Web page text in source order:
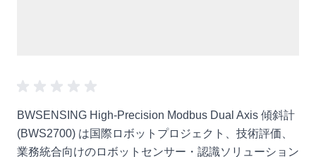
BWSENSING High-Precision Modbus Dual Axis 傾斜計
(BWS2700) は国際ロボットプロジェクト、技術評価、
業務統合向けのロボットセンサー・認識ソリューション